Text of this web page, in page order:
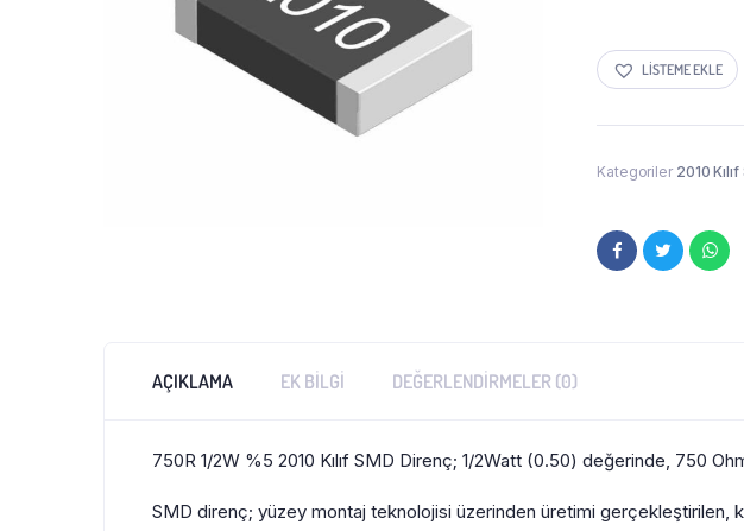
LISTEME EKLE
Kategoriler 2010
AÇIKLAMA EK BILGI DEĞERLENDIRMELER (0)
750R 1/2W %5 2010 Kılıf SMD Direnç; 1/2Watt (0.50) değerinde, 750
SMD direnç; yüzey montaj teknolojisi üzerinden üretimi